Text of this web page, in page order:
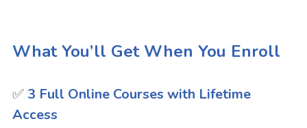
What You’ll Get When You Enroll
✅ 3 Full Online Courses with Lifetime
Access